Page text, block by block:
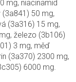
mg, niacinamid
50 mg,
(3a316) 15 mg,
železo (3b106)
3 mg, měď
(3a370) 2300 mg,
6000 mg.